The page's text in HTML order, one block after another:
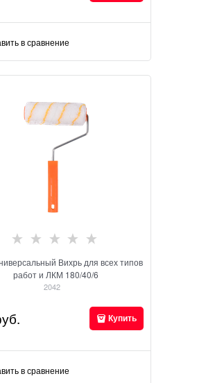
в сравнение
Вихрь для всех типов
работ и ЛКМ 180/40/6
2042
Купить
в сравнение